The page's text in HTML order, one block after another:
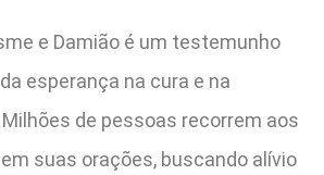
e Damião é um testemunho
esperança na cura e na
de pessoas recorrem aos
suas orações, buscando alívio